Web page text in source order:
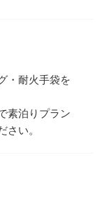
・耐火手袋を
素泊りプラン
さい。